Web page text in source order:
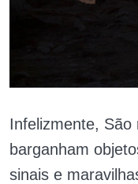
Infelizmente,
barganham
sinais e